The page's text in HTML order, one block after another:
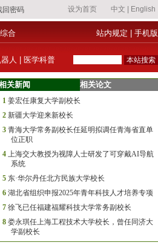
合 站内规定 手机版
人 医学科普
关新闻 相关论文
1 姜宏任康复大学副校长
2 新疆大学迎来新校长
3 青海大学常务副校长任延明拟调任青海省直单
位正职
4 上海交大教授为视障人士研发了可穿戴AI导航
系统
5 东·华尔丹任北方民族大学校长
6 湖北省组织申报2025年青年科技人才培养专项
7 徐飞已任福建福耀科技大学常务副校长
8 娄永琪任上海工程技术大学校长，曾任同济大
学副校长